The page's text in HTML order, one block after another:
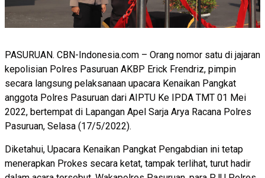
PASURUAN. CBN-Indonesia.com – Orang nomor satu di jajaran
kepolisian Polres Pasuruan AKBP Erick Frendriz, pimpin
secara langsung pelaksanaan upacara Kenaikan Pangkat
anggota Polres Pasuruan dari AIPTU Ke IPDA TMT 01 Mei
2022, bertempat di Lapangan Apel Sarja Arya Racana Polres
Pasuruan, Selasa (17/5/2022).
Diketahui, Upacara Kenaikan Pangkat Pengabdian ini tetap
menerapkan Prokes secara ketat, tampak terlihat, turut hadir